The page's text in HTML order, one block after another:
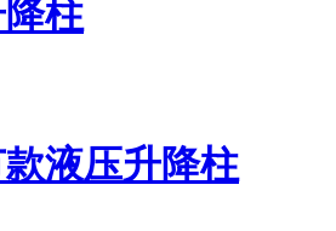
柱
液压升降柱